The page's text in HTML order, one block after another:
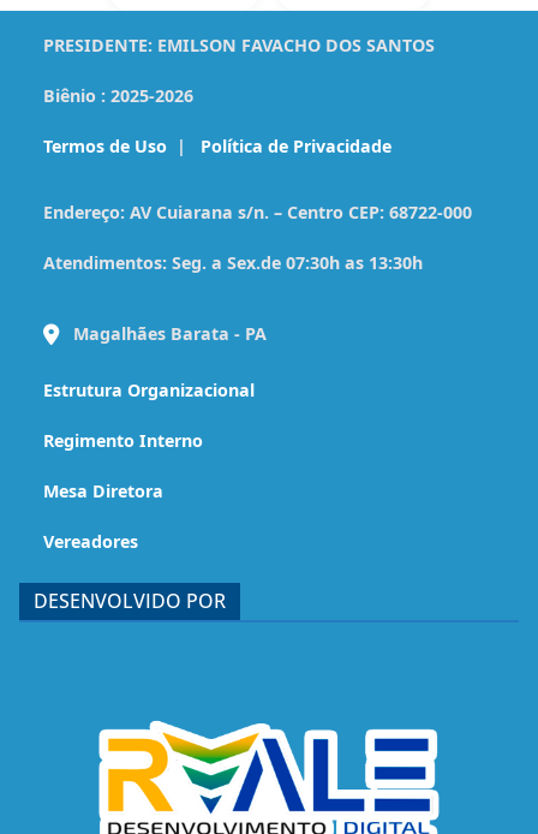
PRESIDENTE: EMILSON FAVACHO DOS SANTOS
Biênio : 2025-2026
Termos de Uso | Política de Privacidade
Endereço: AV Cuiarana s/n. – Centro CEP: 68722-000
Atendimentos: Seg. a Sex.de 07:30h as 13:30h
Magalhães Barata - PA
Estrutura Organizacional
Regimento Interno
Mesa Diretora
Vereadores
DESENVOLVIDO POR